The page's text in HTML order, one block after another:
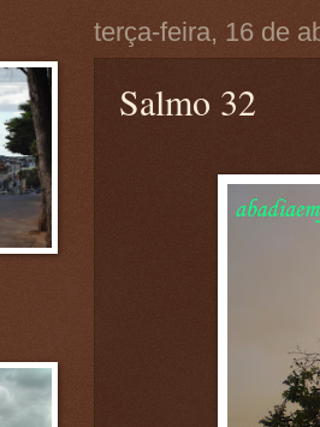
terça-feira, 16 de
Salmo 32